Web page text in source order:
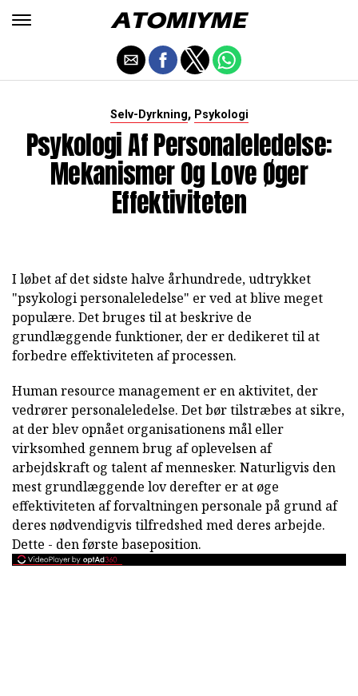
Selv-Dyrkning, Psykologi
Psykologi Af Personaleledelse:
Mekanismer Og Love Øger
Effektiviteten
I løbet af det sidste halve århundrede, udtrykket
"psykologi personaleledelse" er ved at blive meget
populære. Det bruges til at beskrive de
grundlæggende funktioner, der er dedikeret til at
forbedre effektiviteten af processen.
Human resource management er en aktivitet, der
vedrører personaleledelse. Det bør tilstræbes at sikre,
at der blev opnået organisationens mål eller
virksomhed gennem brug af oplevelsen af
arbejdskraft og talent af mennesker. Naturligvis den
mest grundlæggende lov derefter er at øge
effektiviteten af forvaltningen personale på grund af
deres nødvendigvis tilfredshed med deres arbejde.
Dette - den første baseposition.